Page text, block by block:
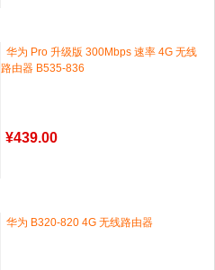
华为 Pro 升级版 300Mbps 速率 4G 无线
路由器 B535-836
¥439.00
华为 B320-820 4G 无线路由器